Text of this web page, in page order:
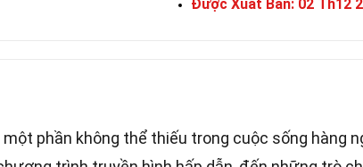
Được Xuất Bản: 02 Th12
phần không thể thiếu trong cuộc sống hàng